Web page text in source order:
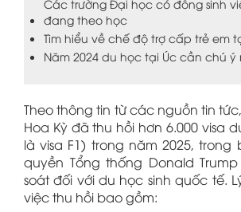
Các trường Đại học có đông sinh
đang theo học
Tìm hiểu về chế độ trợ cấp trẻ em
Năm 2024 du học tại Úc cần chú ý
Theo thông tin từ các nguồn tin
Hoa Kỳ đã thu hồi hơn 6.000 visa
là visa F1) trong năm 2025, trong
quyền Tổng thống Donald
soát đối với du học sinh quốc tế.
việc thu hồi bao gồm: